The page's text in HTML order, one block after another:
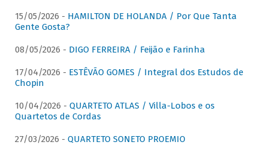
15/05/2026 - HAMILTON DE HOLANDA / Por Que Tanta
Gente Gosta?
08/05/2026 - DIGO FERREIRA / Feijão e Farinha
17/04/2026 - ESTÊVÃO GOMES / Integral dos Estudos de
Chopin
10/04/2026 - QUARTETO ATLAS / Villa-Lobos e os
Quartetos de Cordas
27/03/2026 - QUARTETO SONETO PROEMIO